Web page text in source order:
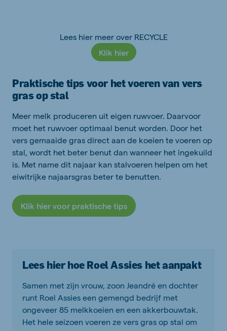
Lees hier meer over RECYCLE
Klik hier
Praktische tips voor het voeren van vers
gras op stal
Meer melk produceren uit eigen ruwvoer. Daarvoor
moet het ruwvoer optimaal benut worden. Door het
vers gemaaide gras direct aan de koeien te voeren op
stal, wordt het beter benut dan wanneer het ingekuild
is. Met name dit najaar kan stalvoeren helpen om het
eiwitrijke najaarsgras beter te benutten.
Klik hier voor praktische tips
Lees hier hoe Roel Assies het aanpakt
Samen met zijn vrouw, zoon Jeandré en dochter
runt Roel Assies een gemengd bedrijf met
ongeveer 85 melkkoeien en een akkerbouwtak.
Het hele seizoen voeren ze vers gras op stal om